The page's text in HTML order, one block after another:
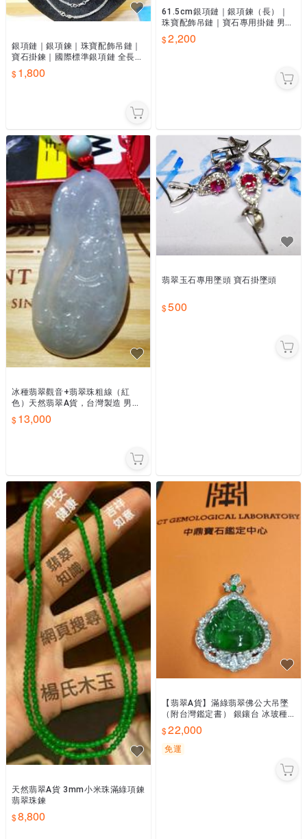
銀項鏈｜銀項鍊｜珠寶配飾吊鏈｜
寶石掛鍊｜國際標準銀項鏈 全長約
51.5cm
1,800
61.5cm銀項鏈｜銀項鍊（長）｜
珠寶配飾吊鏈｜寶石專用掛鏈 男女
皆可配戴 純銀項鍊
2,200
冰種翡翠觀音+翡翠珠粗線（紅
色）天然翡翠A貨，台灣製造 男戴
觀音女戴佛
13,000
翡翠玉石專用墜頭 寶石掛墜頭
500
天然翡翠A貨 3mm小米珠滿綠項鍊
翡翠珠鍊
8,800
【翡翠A貨】滿綠翡翠佛公大吊墜
（附台灣鑑定書） 銀鑲台 冰玻種
彌勒佛｜大肚佛財神 玉佛 笑佛 福
氣佛 天然冰玻種翡翠
22,000
免運